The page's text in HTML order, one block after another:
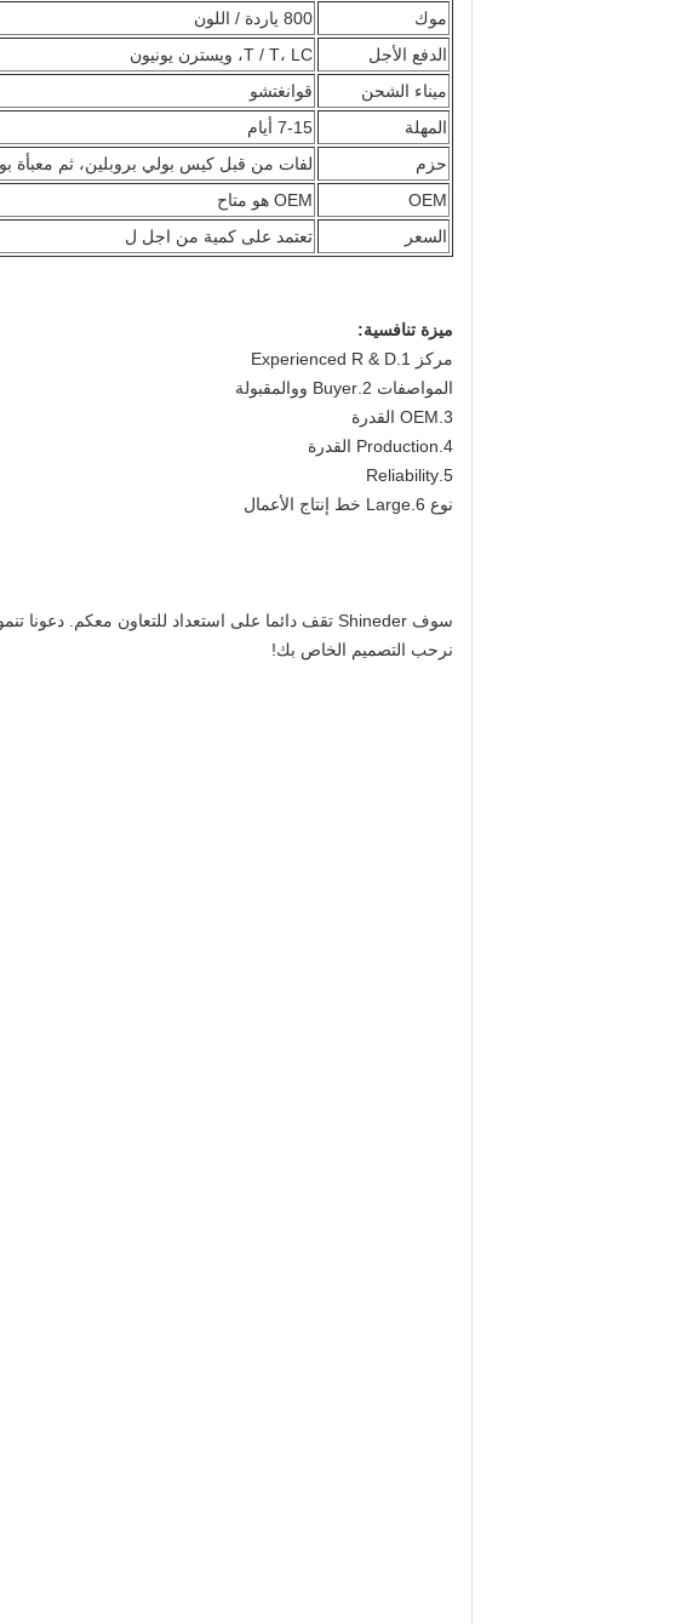
موك
800 ياردة / اللون
الدفع الأجل
T / T، LC، ويسترن يونيون
ميناء الشحن
قوانغتشو
المهلة
7-15 أيام
حزم
لفات من قبل كيس بولي بروبلين، ثم معبأة
OEM
OEM هو متاح
السعر
تعتمد على كمية من اجل ل
ميزة تنافسية:
مركز 1.Experienced R & D
المواصفات 2.Buyer ووالمقبولة
3.OEM القدرة
4.Production القدرة
5.Reliability
نوع 6.Large خط إنتاج الأعمال
سوف Shineder تقف دائما على استعداد للتعاون معكم.
دعونا
نرحب التصميم الخاص بك!